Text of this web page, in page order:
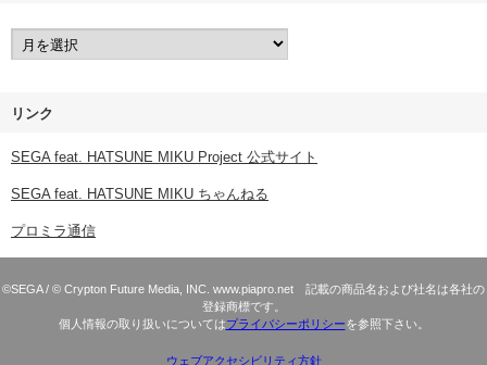
リンク
SEGA feat. HATSUNE MIKU Project 公式サイト
SEGA feat. HATSUNE MIKU ちゃんねる
プロミラ通信
©SEGA / © Crypton Future Media, INC. www.piapro.net 記載の商品名および社名は各社の
登録商標です。
個人情報の取り扱いについてはプライバシーポリシーを参照下さい。
ウェブアクセシビリティ方針